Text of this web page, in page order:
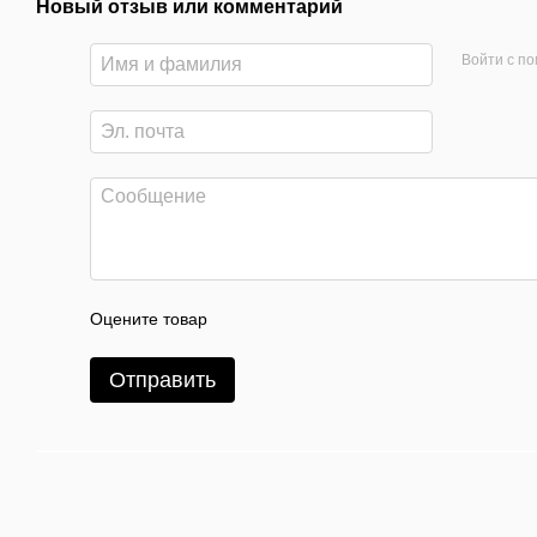
Новый отзыв или комментарий
Войти с
Оцените товар
Отправить